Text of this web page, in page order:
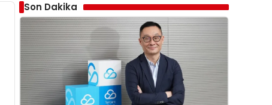
Son Dakika